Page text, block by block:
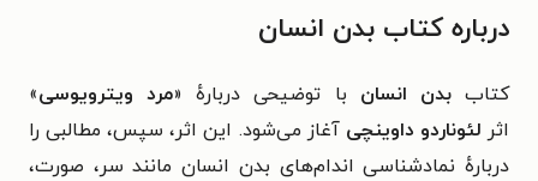
درباره کتاب بدن انسان
کتاببدن انسان با توضیحی دربارهٔ «مرد ویترویوسی»
اثر لئوناردو داوینچی آغاز می‌شود. این اثر، سپس، مطالبی را
دربارهٔ نمادشناسی اندام‌های بدن انسان مانند سر، صورت،